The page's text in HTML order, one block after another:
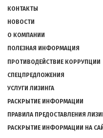
КОНТАКТЫ
НОВОСТИ
О КОМПАНИИ
ПОЛЕЗНАЯ ИНФОРМАЦИЯ
ПРОТИВОДЕЙСТВИЕ КОРРУПЦИИ
СПЕЦПРЕДЛОЖЕНИЯ
УСЛУГИ ЛИЗИНГА
РАСКРЫТИЕ ИНФОРМАЦИИ
ПРАВИЛА ПРЕДОСТАВЛЕНИЯ
РАСКРЫТИЕ ИНФОРМАЦИИ НА